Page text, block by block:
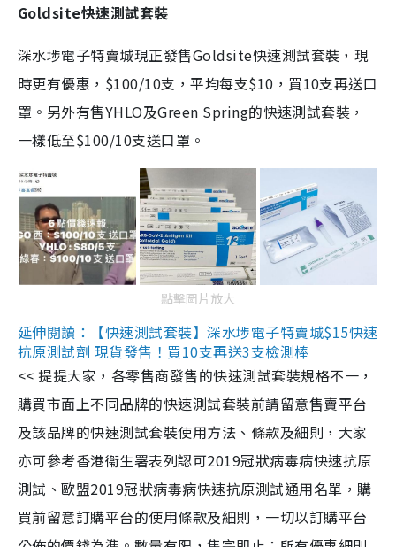
Goldsite快速測試套裝
深水埗電子特賣城現正發售Goldsite快速測試套裝，現
時更有優惠，$100/10支，平均每支$10，買10支再送口
罩。另外有售YHLO及Green Spring的快速測試套裝，
一樣低至$100/10支送口罩。
點擊圖片放大
延伸閱讀：【快速測試套裝】深水埗電子特賣城$15快速
抗原測試劑 現貨發售！買10支再送3支檢測棒
<< 提提大家，各零售商發售的快速測試套裝規格不一，
購買市面上不同品牌的快速測試套裝前請留意售賣平台
及該品牌的快速測試套裝使用方法、條款及細則，大家
亦可參考香港衞生署表列認可2019冠狀病毒病快速抗原
測試、歐盟2019冠狀病毒病快速抗原測試通用名單，購
買前留意訂購平台的使用條款及細則，一切以訂購平台